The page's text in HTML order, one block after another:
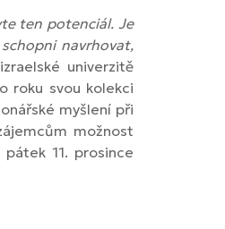
ten potenciál. Je
navrhovat,
univerzitě
roku svou kolekci
myšlení při
možnost
11. prosince